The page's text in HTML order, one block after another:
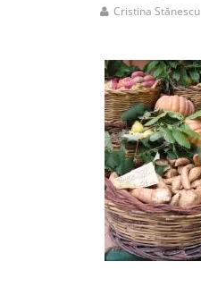
Cristina Stănescu